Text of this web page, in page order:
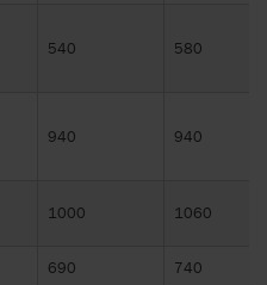
540 580
940 940
1000 1060
690 740